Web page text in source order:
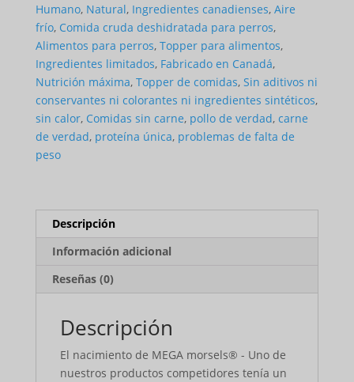
Rice
(for
Humano, Natural, Ingredientes canadienses, Aire
frío, Comida cruda deshidratada para perros,
Alimentos para perros, Topper para alimentos,
Ingredientes limitados, Fabricado en Canadá,
Nutrición máxima, Topper de comidas, Sin aditivos ni
conservantes ni colorantes ni ingredientes sintéticos,
sin calor, Comidas sin carne, pollo de verdad, carne
de verdad, proteína única, problemas de falta de
peso
Descripción
Información adicional
Reseñas (0)
Descripción
El nacimiento de MEGA morsels® - Uno de
nuestros productos competidores tenía un